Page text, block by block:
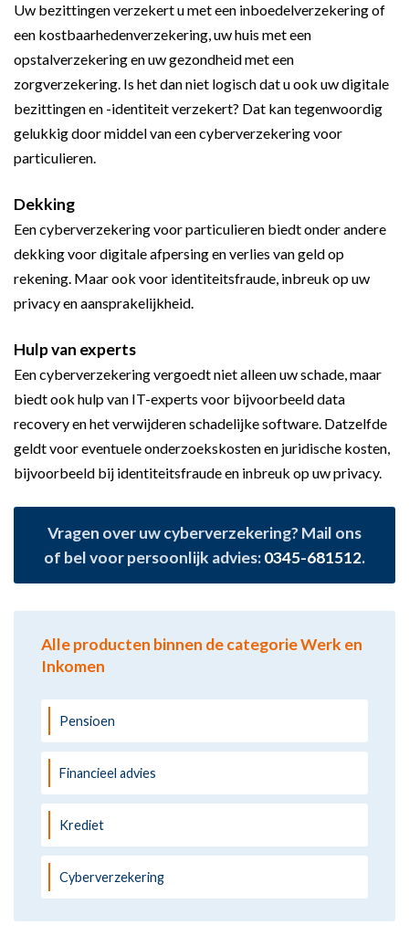
Uw bezittingen verzekert u met een inboedelverzekering of
een kostbaarhedenverzekering, uw huis met een
opstalverzekering en uw gezondheid met een
zorgverzekering. Is het dan niet logisch dat u ook uw digitale
bezittingen en -identiteit verzekert? Dat kan tegenwoordig
gelukkig door middel van een cyberverzekering voor
particulieren.
Dekking
Een cyberverzekering voor particulieren biedt onder andere
dekking voor digitale afpersing en verlies van geld op
rekening. Maar ook voor identiteitsfraude, inbreuk op uw
privacy en aansprakelijkheid.
Hulp van experts
Een cyberverzekering vergoedt niet alleen uw schade, maar
biedt ook hulp van IT-experts voor bijvoorbeeld data
recovery en het verwijderen schadelijke software. Datzelfde
geldt voor eventuele onderzoekskosten en juridische kosten,
bijvoorbeeld bij identiteitsfraude en inbreuk op uw privacy.
Vragen over uw cyberverzekering? Mail ons
of bel voor persoonlijk advies:0345-681512.
Alle producten binnen de categorie Werk en
Inkomen
Pensioen
Financieel advies
Krediet
Cyberverzekering